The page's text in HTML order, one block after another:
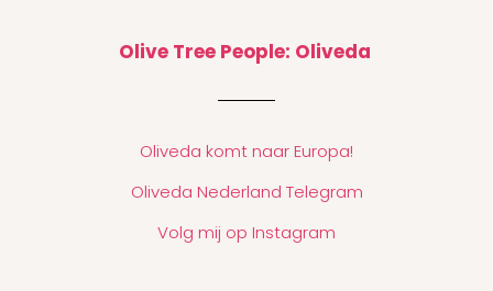
Olive Tree People: Oliveda
Oliveda komt naar Europa!
Oliveda Nederland Telegram
Volg mij op Instagram